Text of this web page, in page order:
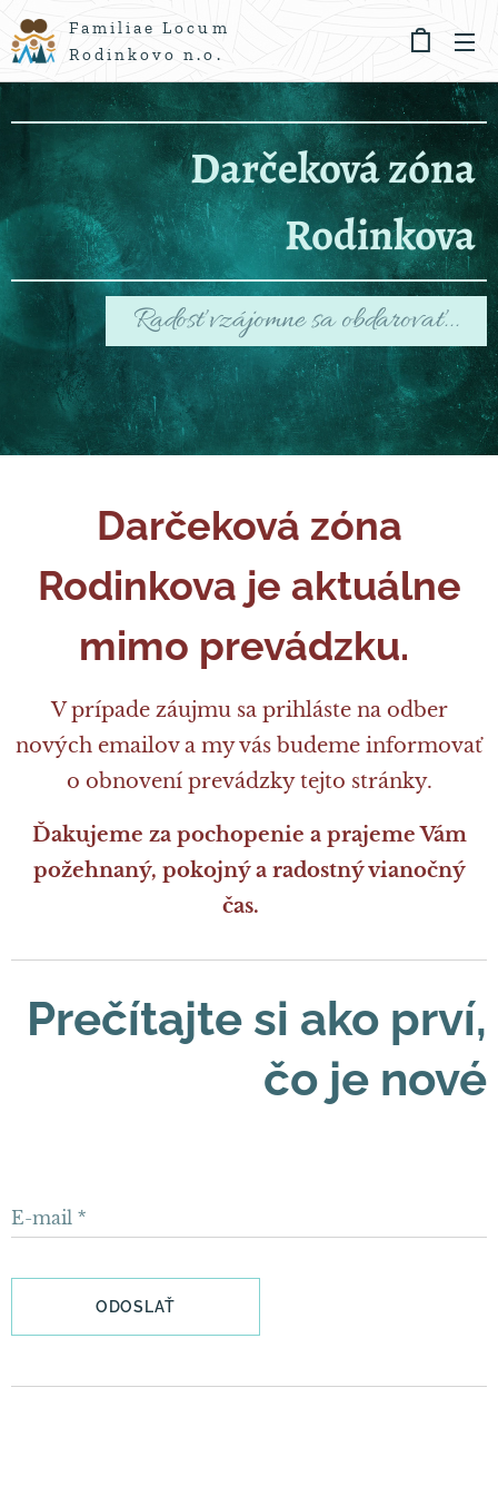
Familiae Locum
Rodinkovo n.o.
Darčeková zóna
Rodinkova
Radosť vzájomne sa obdarovať...
Darčeková zóna
Rodinkova je aktuálne
mimo prevádzku.
V prípade záujmu sa prihláste na odber
nových emailov a my vás budeme informovať
o obnovení prevádzky tejto stránky.
Ďakujeme za pochopenie a prajeme Vám
požehnaný, pokojný a radostný vianočný
čas.
Prečítajte si ako prví,
čo je nové
E-mail
ODOSLAŤ